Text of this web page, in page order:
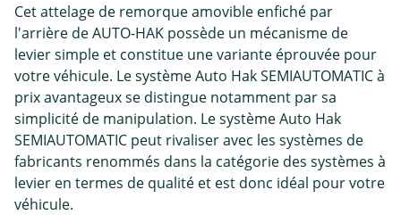
Cet attelage de remorque amovible enfiché par
l'arrière de AUTO-HAK possède un mécanisme de
levier simple et constitue une variante éprouvée pour
votre véhicule. Le système Auto Hak SEMIAUTOMATIC à
prix avantageux se distingue notamment par sa
simplicité de manipulation. Le système Auto Hak
SEMIAUTOMATIC peut rivaliser avec les systèmes de
fabricants renommés dans la catégorie des systèmes à
levier en termes de qualité et est donc idéal pour votre
véhicule.